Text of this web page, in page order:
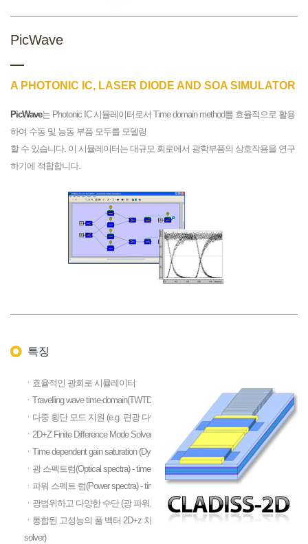
PicWave
A PHOTONIC IC, LASER DIODE AND SOA SIMULATOR
PicWave는 Photonic IC 시뮬레이터로서 Time domain method를 효율적으로 활용
하여 수동 및 능동 부품 모두를 모델링
할 수 있습니다. 이 시뮬레이터는 대규모 회로에서 광학부품의 상호작용을 연구
하기에 적합합니다.
특징
ㆍ효율적인 광회로 시뮬레이터
ㆍTravelling wave time-domain(TWTD) 광학 모델
ㆍ다중 횡단 모드 지원 (e.g. 편광 다양성 연구)
ㆍ2D+Z Finite Difference Mode Solver / Effective Index Method
ㆍTime dependent gain saturation (Dynamics in a laser)
ㆍ광 스펙트럼(Optical spectra) - time averaged and time-evolving
ㆍ파워 스펙트 럼(Power spectra) - time averaged and time-evolving
ㆍ광범위하고 다양한 수단 (광 파워, 파장, 전류, 캐리어 농도, 경계...)
ㆍ통합된 고성능의 풀 벡터 2D+z 차분 모드 해석(Finite Difference mode-
solver)